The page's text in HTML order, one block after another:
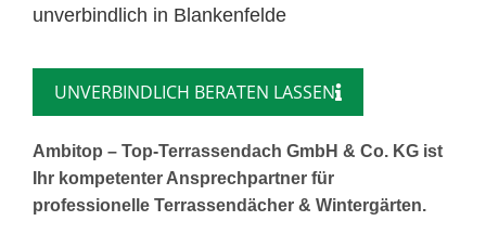
unverbindlich in Blankenfelde
UNVERBINDLICH BERATEN LASSEN
Ambitop – Top-Terrassendach GmbH & Co. KG ist
Ihr kompetenter Ansprechpartner für
professionelle Terrassendächer & Wintergärten.